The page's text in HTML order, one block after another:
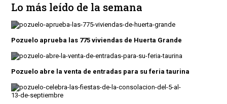
Lo más leído de la semana
Pozuelo aprueba las 775 viviendas de Huerta Grande
Pozuelo abre la venta de entradas para su feria taurina